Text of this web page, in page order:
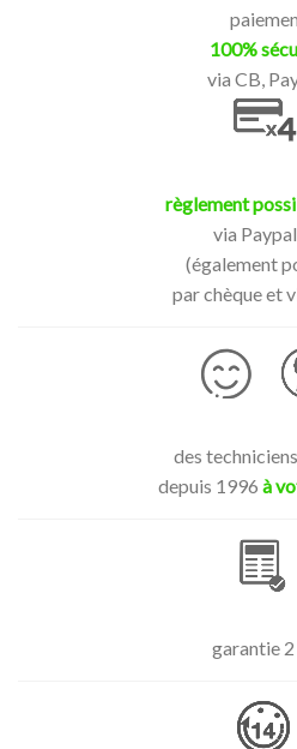
100%
via CB,
règlement
via
(également
par chèque et
des
depuis 1996 à
garantie 2